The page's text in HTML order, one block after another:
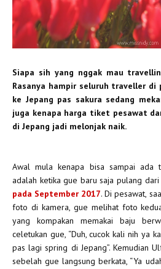
Siapa sih yang nggak mau
Rasanya hampir seluruh traveller di
ke Jepang pas sakura sedang
juga kenapa harga tiket pesawat
di Jepang jadi melonjak naik.
Awal mula kenapa bisa sampai ada
adalah ketika gue baru saja pulang dari
pada September 2017. Di pesawat,
foto di kamera, gue melihat foto
yang kompakan memakai baju
celetukan gue, “Duh, cucok kali nih ya
pas lagi spring di Jepang”. Kemudian
sebelah gue langsung berkata, “Ya